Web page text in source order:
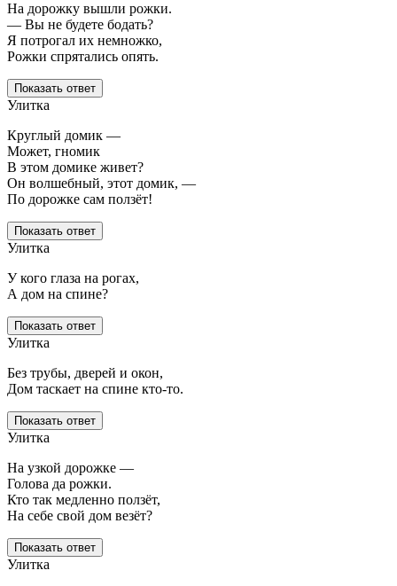
На дорожку вышли рожки.
— Вы не будете бодать?
Я потрогал их немножко,
Рожки спрятались опять.
Показать ответ
Улитка
Круглый домик —
Может, гномик
В этом домике живет?
Он волшебный, этот домик, —
По дорожке сам ползёт!
Показать ответ
Улитка
У кого глаза на рогах,
А дом на спине?
Показать ответ
Улитка
Без трубы, дверей и окон,
Дом таскает на спине кто-то.
Показать ответ
Улитка
На узкой дорожке —
Голова да рожки.
Кто так медленно ползёт,
На себе свой дом везёт?
Показать ответ
Улитка